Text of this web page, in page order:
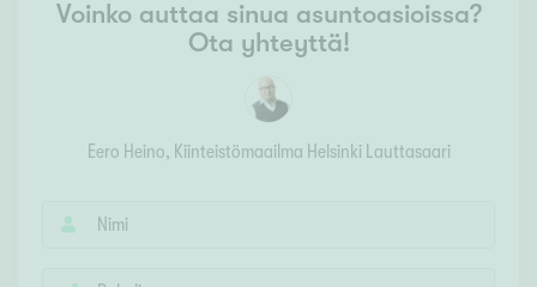
Voinko auttaa sinua asuntoasioissa?
Ota yhteyttä!
Eero Heino, Kiinteistömaailma Helsinki Lauttasaari